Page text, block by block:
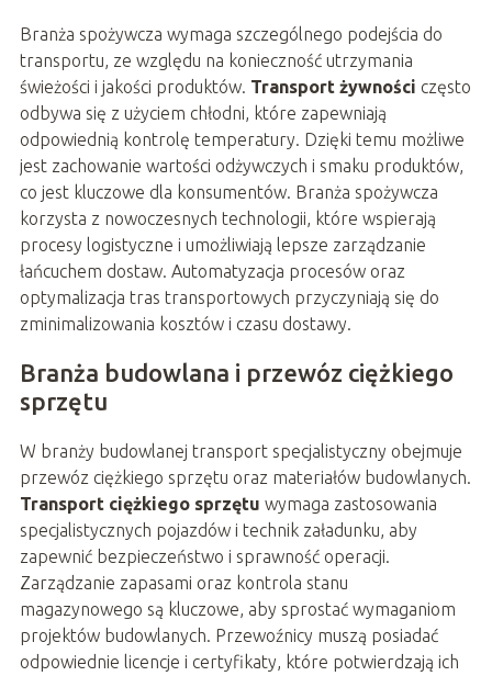
Branża spożywcza wymaga szczególnego podejścia do
transportu, ze względu na konieczność utrzymania
świeżości i jakości produktów. Transport żywności często
odbywa się z użyciem chłodni, które zapewniają
odpowiednią kontrolę temperatury. Dzięki temu możliwe
jest zachowanie wartości odżywczych i smaku produktów,
co jest kluczowe dla konsumentów. Branża spożywcza
korzysta z nowoczesnych technologii, które wspierają
procesy logistyczne i umożliwiają lepsze zarządzanie
łańcuchem dostaw. Automatyzacja procesów oraz
optymalizacja tras transportowych przyczyniają się do
zminimalizowania kosztów i czasu dostawy.
Branża budowlana i przewóz ciężkiego
sprzętu
W branży budowlanej transport specjalistyczny obejmuje
przewóz ciężkiego sprzętu oraz materiałów budowlanych.
Transport ciężkiego sprzętu wymaga zastosowania
specjalistycznych pojazdów i technik załadunku, aby
zapewnić bezpieczeństwo i sprawność operacji.
Zarządzanie zapasami oraz kontrola stanu
magazynowego są kluczowe, aby sprostać wymaganiom
projektów budowlanych. Przewoźnicy muszą posiadać
odpowiednie licencje i certyfikaty, które potwierdzają ich